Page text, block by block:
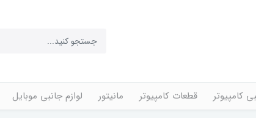
کامپیوتر قطعات کامپیوتر مانیتور لوازم جانبی موبایل